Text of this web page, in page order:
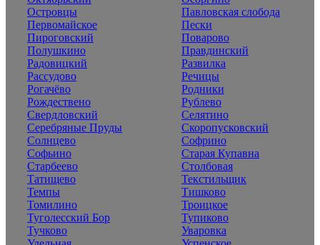
Островцы
Павловская слобода
Первомайское
Пески
Пироговский
Поварово
Полушкино
Правдинский
Радовицкий
Развилка
Рассудово
Речицы
Рогачёво
Родники
Рождествено
Рублево
Свердловский
Селятино
Серебряные Пруды
Скоропусковский
Солнцево
Софрино
Софьино
Старая Купавна
Старбеево
Столбовая
Татищево
Текстильщик
Темпы
Тишково
Томилино
Троицкое
Туголесский Бор
Тупиково
Тучково
Уваровка